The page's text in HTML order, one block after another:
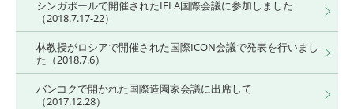
シンガポールで開催されたIFLA国際会議に参加しました
（2018.7.17-22）
林教授がロシアで開催された国際ICON会議で発表を行いまし
た（2018.7.6）
バンコクで開かれた国際造園家会議に出席して
（2017.12.28）